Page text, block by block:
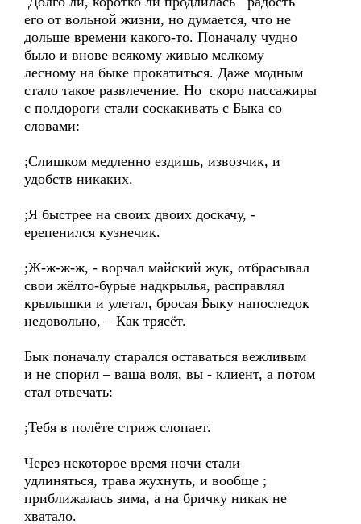
его от вольной жизни, но думается, что не
дольше времени какого-то. Поначалу чудно
было и внове всякому живью мелкому
лесному на быке прокатиться. Даже модным
стало такое развлечение. Но скоро пассажиры
с полдороги стали соскакивать с Быка со
словами:
;Слишком медленно ездишь, извозчик, и
удобств никаких.
;Я быстрее на своих двоих доскачу, -
ерепенился кузнечик.
;Ж-ж-ж-ж, - ворчал майский жук, отбрасывал
свои жёлто-бурые надкрылья, расправлял
крылышки и улетал, бросая Быку напоследок
недовольно, – Как трясёт.
Бык поначалу старался оставаться вежливым
и не спорил – ваша воля, вы - клиент, а потом
стал отвечать:
;Тебя в полёте стриж слопает.
Через некоторое время ночи стали
удлиняться, трава жухнуть, и вообще ;
приближалась зима, а на бричку никак не
хватало.